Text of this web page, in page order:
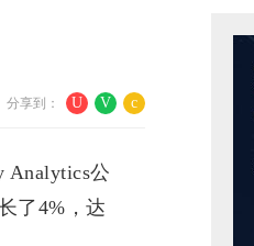
U V c
分享到：
Analytics公
了4%，达